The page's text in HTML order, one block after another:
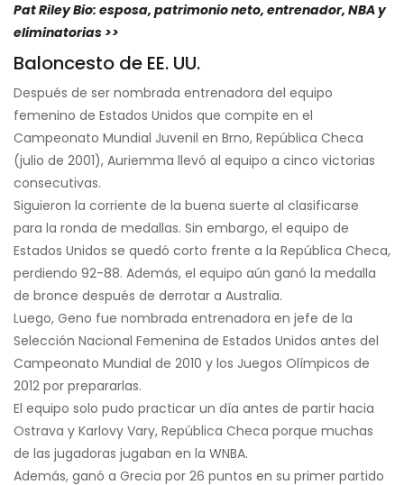
Pat Riley Bio: esposa, patrimonio neto, entrenador, NBA y
eliminatorias >>
Baloncesto de EE. UU.
Después de ser nombrada entrenadora del equipo
femenino de Estados Unidos que compite en el
Campeonato Mundial Juvenil en Brno, República Checa
(julio de 2001), Auriemma llevó al equipo a cinco victorias
consecutivas.
Siguieron la corriente de la buena suerte al clasificarse
para la ronda de medallas. Sin embargo, el equipo de
Estados Unidos se quedó corto frente a la República Checa,
perdiendo 92-88. Además, el equipo aún ganó la medalla
de bronce después de derrotar a Australia.
Luego, Geno fue nombrada entrenadora en jefe de la
Selección Nacional Femenina de Estados Unidos antes del
Campeonato Mundial de 2010 y los Juegos Olímpicos de
2012 por prepararlas.
El equipo solo pudo practicar un día antes de partir hacia
Ostrava y Karlovy Vary, República Checa porque muchas
de las jugadoras jugaban en la WNBA.
Además, ganó a Grecia por 26 puntos en su primer partido